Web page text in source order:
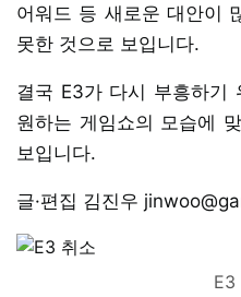
어워드 등 새로운 대안이
못한 것으로 보입니다.
결국 E3가 다시 부흥하기
원하는 게임쇼의 모습에
보입니다.
글·편집 김진우
E3